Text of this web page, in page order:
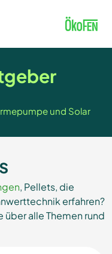
und Solar
, Pellets, die
erfahren?
alle Themen rund